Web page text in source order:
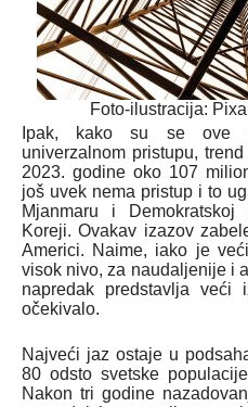
Foto-ilustracija:
Ipak, kako su se ove
univerzalnom pristupu,
2023. godine oko 107
još uvek nema pristup i to
Mjanmaru i Demokratskoj
Koreji. Ovakav izazov
Americi. Naime, iako je
visok nivo, za naudaljenije i
napredak predstavlja veći
očekivalo.
Najveći jaz ostaje u
80 odsto svetske
Nakon tri godine